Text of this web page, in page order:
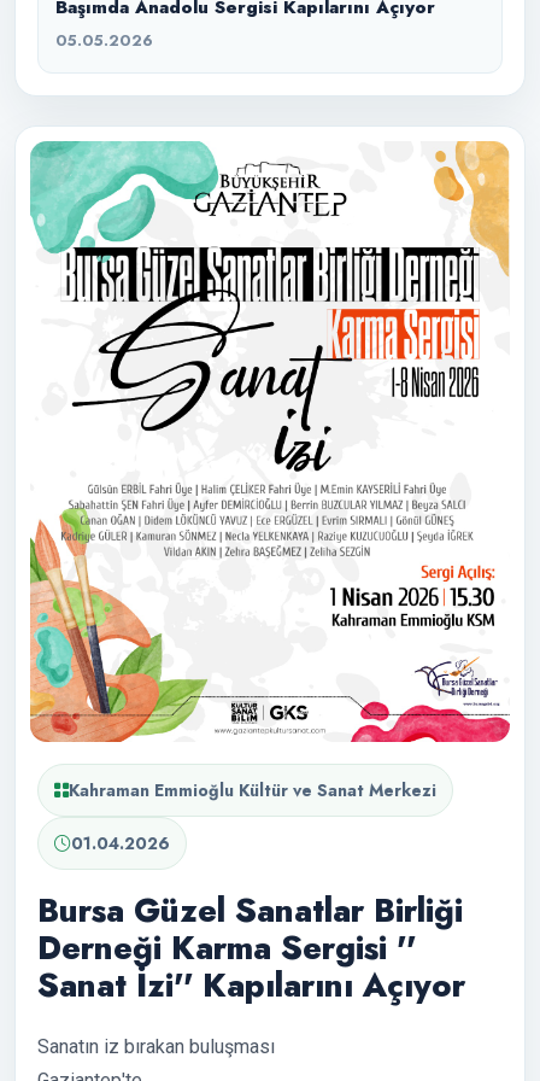
Kahraman Emmioğlu Kültür ve Sanat Merkezi
01.04.2026
Bursa Güzel Sanatlar Birliği
Derneği Karma Sergisi ''
Sanat İzi'' Kapılarını Açıyor
Sanatın iz bırakan buluşması
Başımda Anadolu Sergisi Kapılarını Açıyor
05.05.2026